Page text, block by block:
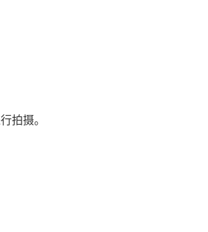
拍摄。